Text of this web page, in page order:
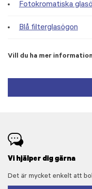
Fotokromatiska
Blå filterglasögon
Vill du ha mer
Vi hjälper dig gärna
Det är mycket enkelt att